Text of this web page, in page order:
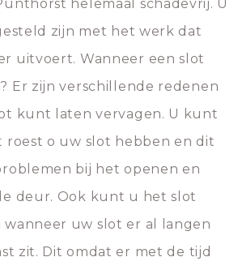
helemaal schadevrij. U
zijn met het werk dat
uitvoert. Wanneer een slot
Er zijn verschillende redenen
kunt laten vervagen. U kunt
roest o uw slot hebben en dit
bij het openen en
deur. Ook kunt u het slot
wanneer uw slot er al langen
zit. Dit omdat er met de tijd